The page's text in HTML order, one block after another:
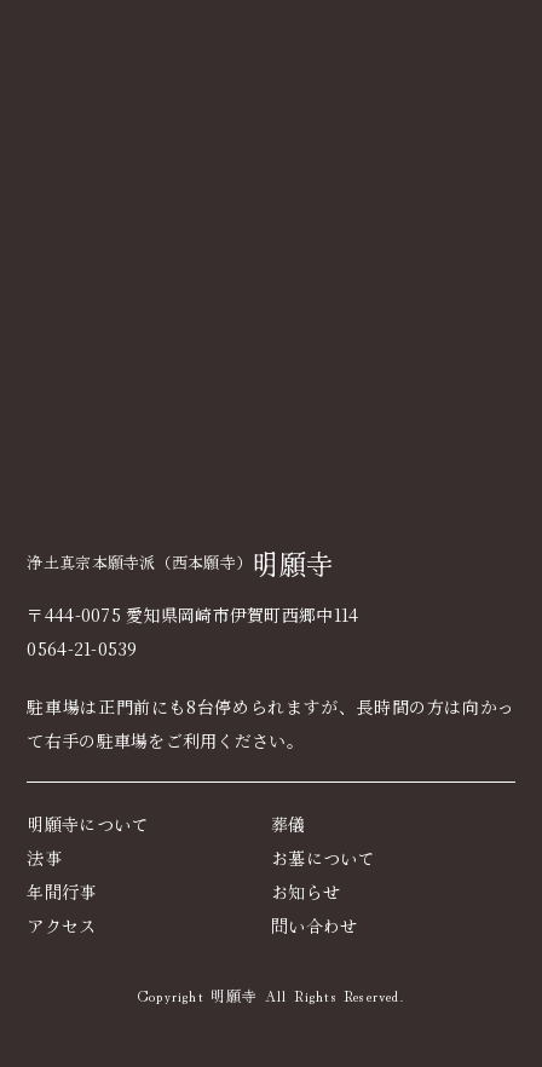
浄土真宗本願寺派（西本願寺） 明願寺
〒444-0075 愛知県岡崎市伊賀町西郷中114
0564-21-0539
駐車場は正門前にも8台停められますが、長時間の方は向かっ
て右手の駐車場をご利用ください｡
明願寺について
葬儀
法事
お墓について
年間行事
お知らせ
アクセス
問い合わせ
Copyright 明願寺 All Rights Reserved.